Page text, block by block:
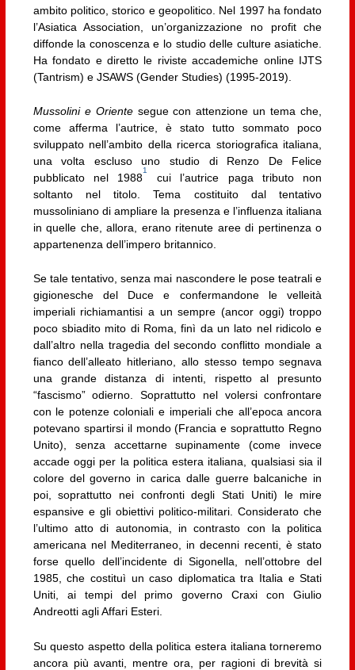
ambito politico, storico e geopolitico. Nel 1997 ha fondato
l’Asiatica Association, un’organizzazione no profit che
diffonde la conoscenza e lo studio delle culture asiatiche.
Ha fondato e diretto le riviste accademiche online IJTS
(Tantrism) e JSAWS (Gender Studies) (1995-2019).
Mussolini e Orientesegue con attenzione un tema che,
come afferma l’autrice, è stato tutto sommato poco
sviluppato nell’ambito della ricerca storiografica italiana,
una volta escluso uno studio di Renzo De Felice
pubblicato nel 1988
1
cui l’autrice paga tributo non
soltanto nel titolo. Tema costituito dal tentativo
mussoliniano di ampliare la presenza e l’influenza italiana
in quelle che, allora, erano ritenute aree di pertinenza o
appartenenza dell’impero britannico.
Se tale tentativo, senza mai nascondere le pose teatrali e
gigionesche del Duce e confermandone le velleità
imperiali richiamantisi a un sempre (ancor oggi) troppo
poco sbiadito mito di Roma, finì da un lato nel ridicolo e
dall’altro nella tragedia del secondo conflitto mondiale a
fianco dell’alleato hitleriano, allo stesso tempo segnava
una grande distanza di intenti, rispetto al presunto
“fascismo” odierno. Soprattutto nel volersi confrontare
con le potenze coloniali e imperiali che all’epoca ancora
potevano spartirsi il mondo (Francia e soprattutto Regno
Unito), senza accettarne supinamente (come invece
accade oggi per la politica estera italiana, qualsiasi sia il
colore del governo in carica dalle guerre balcaniche in
poi, soprattutto nei confronti degli Stati Uniti) le mire
espansive e gli obiettivi politico-militari. Considerato che
l’ultimo atto di autonomia, in contrasto con la politica
americana nel Mediterraneo, in decenni recenti, è stato
forse quello dell’incidente di Sigonella, nell’ottobre del
1985, che costituì un caso diplomatica tra Italia e Stati
Uniti, ai tempi del primo governo Craxi con Giulio
Andreotti agli Affari Esteri.
Su questo aspetto della politica estera italiana torneremo
ancora più avanti, mentre ora, per ragioni di brevità si